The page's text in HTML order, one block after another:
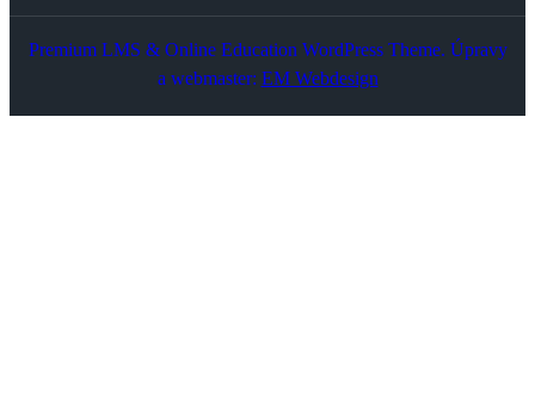
Premium LMS & Online Education WordPress Theme. Úpravy
a webmaster: EM Webdesign